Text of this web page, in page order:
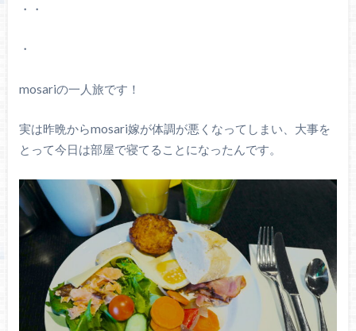
・・
・
mosariの一人旅です！
実は昨晩からmosari嫁が体調が悪くなってしまい、大事を
とって今日は部屋で寝てることになったんです。